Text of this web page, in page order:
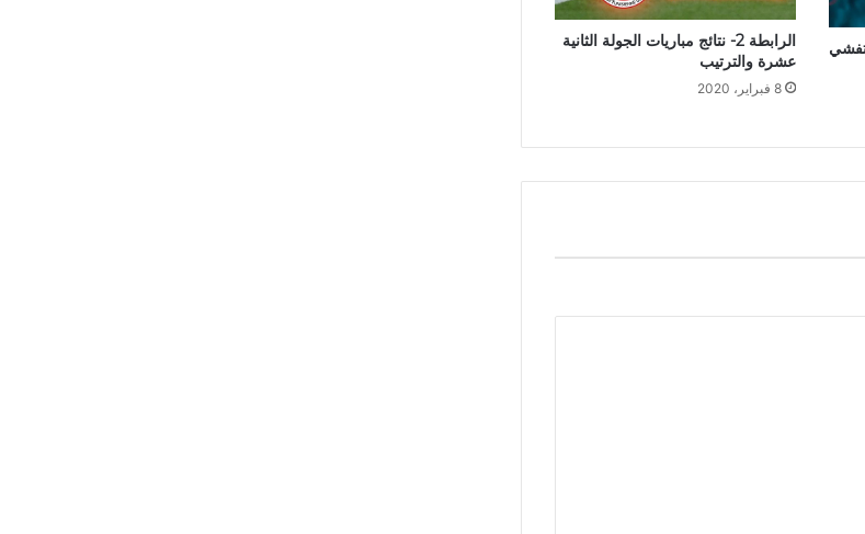
تفشي
الرابطة 2- نتائج مباريات الجولة الثانية
عشرة والترتيب
8 فبراير، 2020